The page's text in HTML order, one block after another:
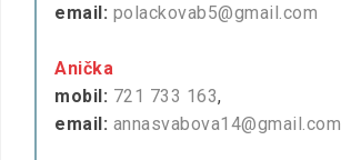
email: polackovab5@gmail.com
Anička
mobil: 721 733 163,
email: annasvabova14@gmail.com